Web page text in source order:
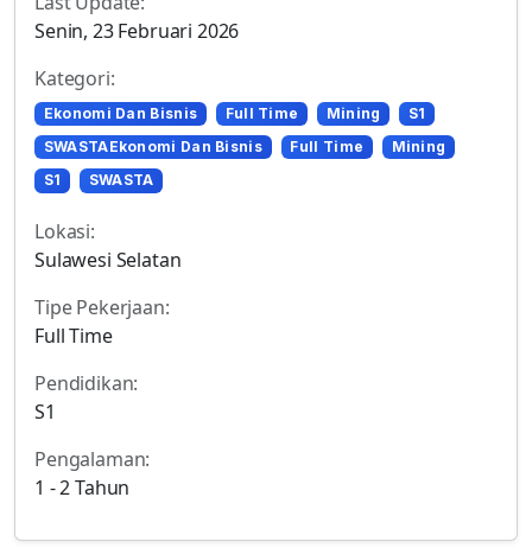
Senin, 23 Februari 2026
Kategori:
Ekonomi Dan Bisnis Full Time Mining
S1
SWASTAEkonomi Dan Bisnis
Full Time
Mining
S1
SWASTA
Lokasi:
Sulawesi Selatan
Tipe Pekerjaan:
Full Time
Pendidikan:
S1
Pengalaman:
1 - 2 Tahun